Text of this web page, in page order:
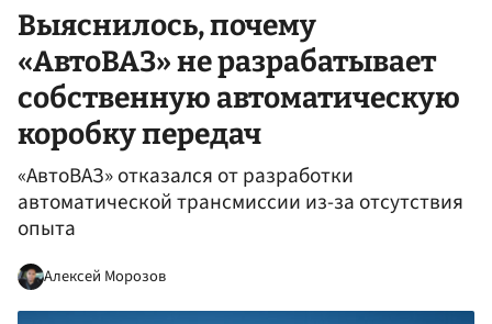
Выяснилось, почему
«АвтоВАЗ» не разрабатывает
собственную автоматическую
коробку передач
«АвтоВАЗ» отказался от разработки
автоматической трансмиссии из-за отсутствия
опыта
Алексей Морозов